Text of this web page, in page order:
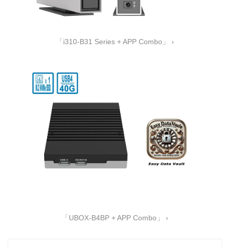
「i310-B31 Series + APP Combo」 ›
「UBOX-B4BP + APP Combo」 ›